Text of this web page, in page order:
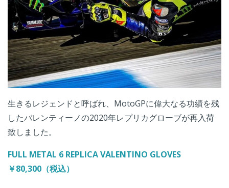
生きるレジェンドと呼ばれ、MotoGPに偉大なる功績を残
したバレンティーノの2020年レプリカグローブが再入荷
致しました。
FULL METAL 6 REPLICA VALENTINO GLOVES
￥80,300（税込）